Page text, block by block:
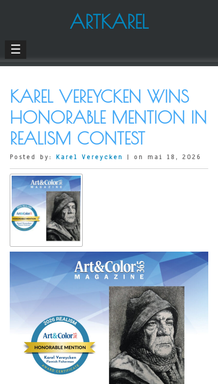
ARTKAREL
☰
KAREL VEREYCKEN WINS
HONORABLE MENTION IN
REALISM CONTEST
Posted by: Karel Vereycken | on mai 18, 2026